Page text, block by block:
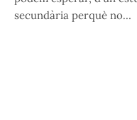
secundària perquè no…